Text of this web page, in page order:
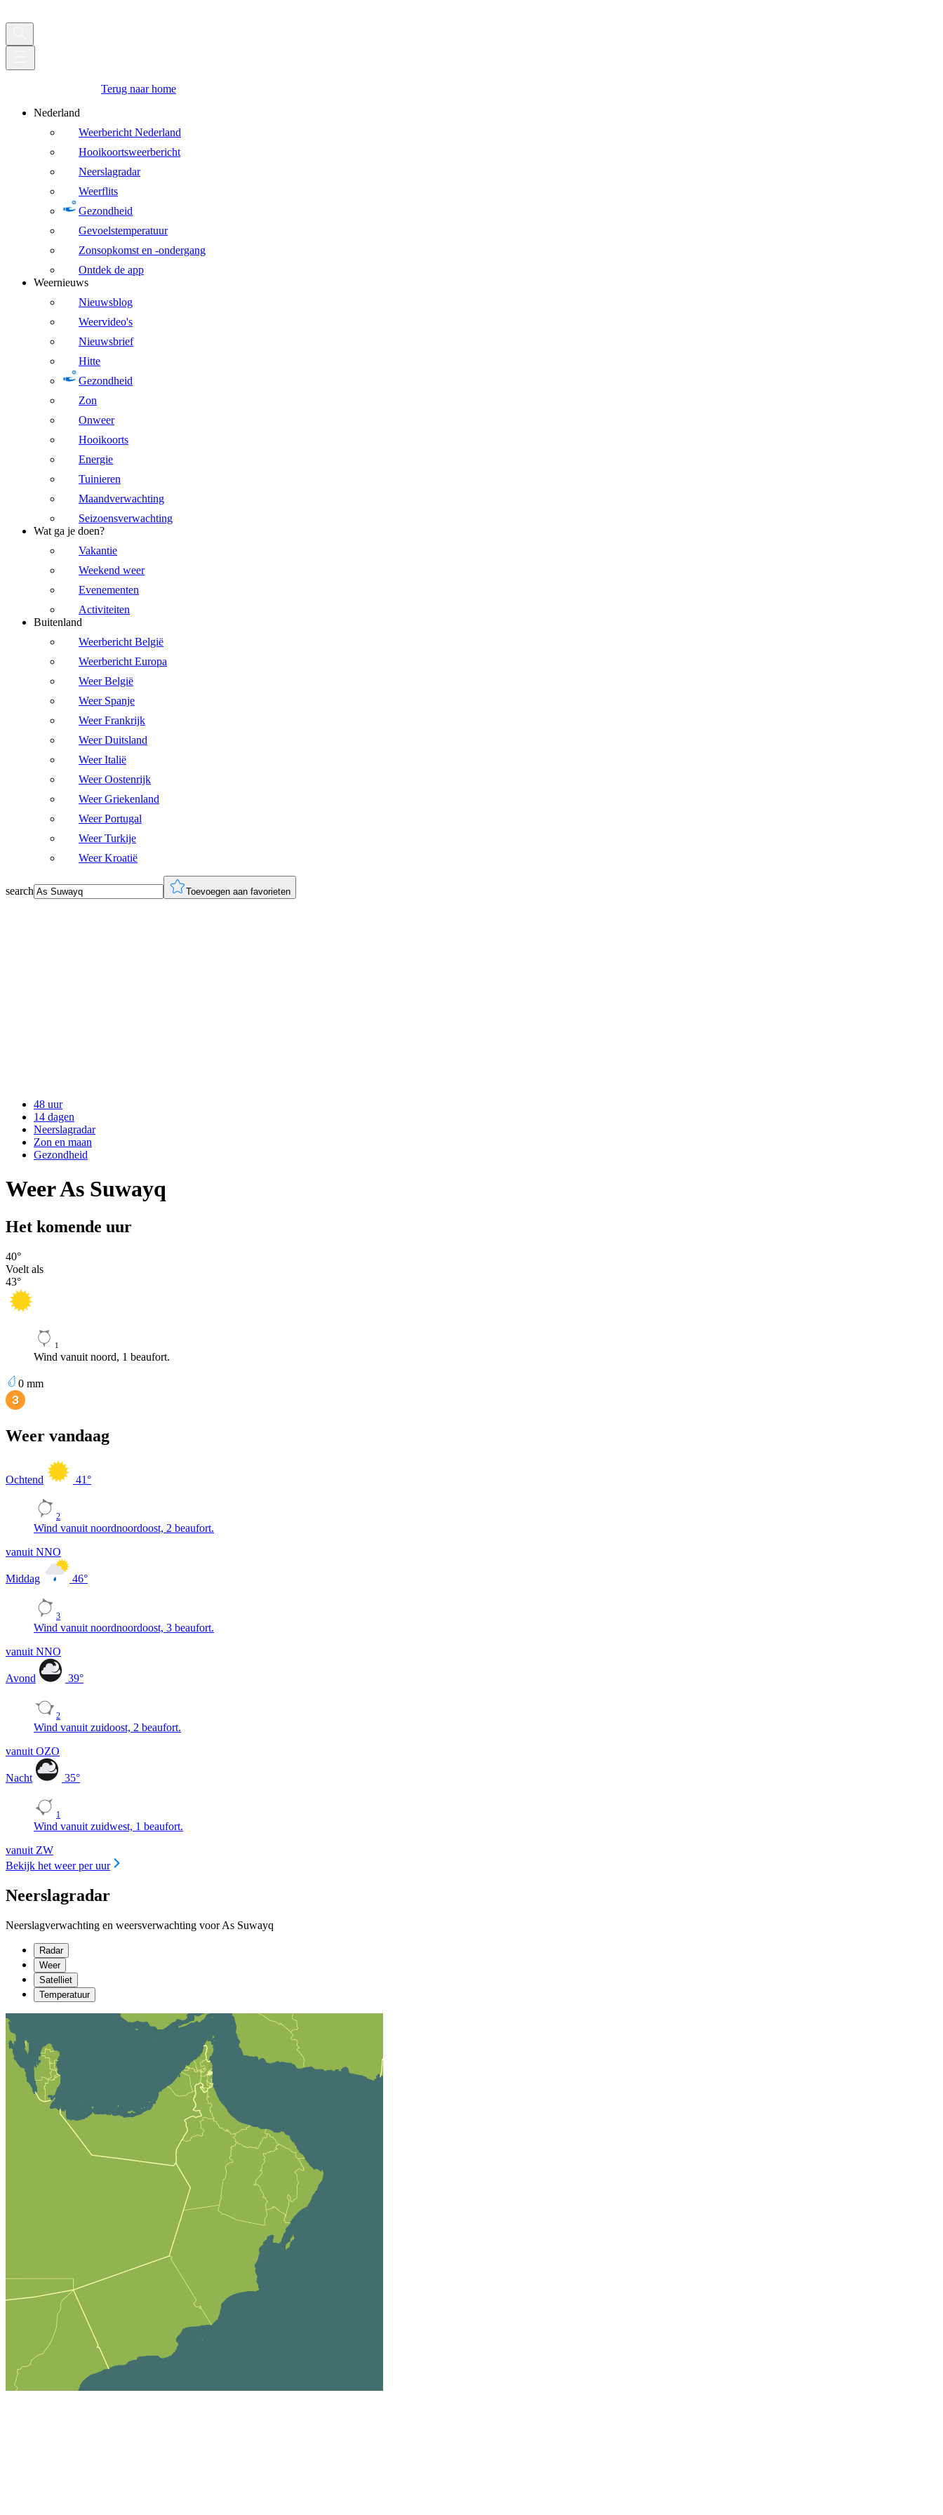
Terug naar home
Nederland
Weerbericht Nederland
Hooikoortsweerbericht
Neerslagradar
Weerflits
Gezondheid
Gevoelstemperatuur
Zonsopkomst en -ondergang
Ontdek de app
Weernieuws
Nieuwsblog
Weervideo's
Nieuwsbrief
Hitte
Gezondheid
Zon
Onweer
Hooikoorts
Energie
Tuinieren
Maandverwachting
Seizoensverwachting
Wat ga je doen?
Vakantie
Weekend weer
Evenementen
Activiteiten
Buitenland
Weerbericht België
Weerbericht Europa
Weer België
Weer Spanje
Weer Frankrijk
Weer Duitsland
Weer Italië
Weer Oostenrijk
Weer Griekenland
Weer Portugal
Weer Turkije
Weer Kroatië
search Toevoegen aan favorieten
48 uur
14 dagen
Neerslagradar
Zon en maan
Gezondheid
Weer As Suwayq
Het komende uur
40°
Voelt als
43°
1
Wind vanuit noord, 1 beaufort.
0 mm
Weer vandaag
Ochtend 41°
2
Wind vanuit noordnoordoost, 2 beaufort.
vanuit NNO
Middag 46°
3
Wind vanuit noordnoordoost, 3 beaufort.
vanuit NNO
Avond 39°
2
Wind vanuit zuidoost, 2 beaufort.
vanuit OZO
Nacht 35°
1
Wind vanuit zuidwest, 1 beaufort.
vanuit ZW
Bekijk het weer per uur
Neerslagradar
Neerslagverwachting en weersverwachting voor As Suwayq
Radar
Weer
Satelliet
Temperatuur